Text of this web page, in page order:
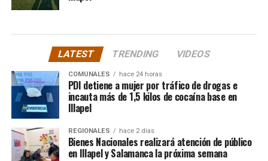
LATEST TRENDING VIDEOS
COMUNALES hace 24 horas
PDI detiene a mujer por tráfico de drogas e
incauta más de 1,5 kilos de cocaína base en
Illapel
REGIONALES hace 2 días
Bienes Nacionales realizará atención de público
en Illapel y Salamanca la próxima semana